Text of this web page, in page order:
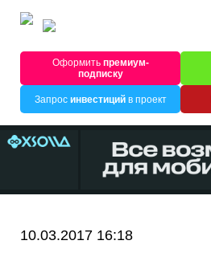
Оформитьпремиум-
подписку
Запрос инвестицийв проект
10.03.2017 16:18